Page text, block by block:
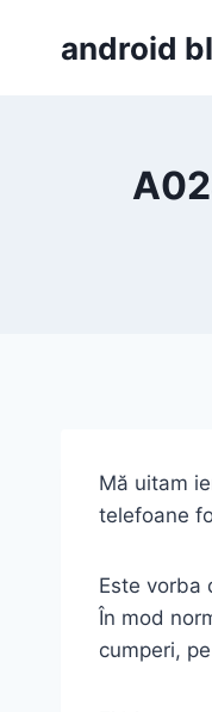
android
Mă uitam
telefoane
Este vorba
În mod
cumperi,